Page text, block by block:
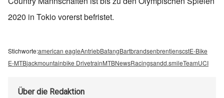
2020 in Tokio vorerst befristet.
Stichworte:american eagleAntriebBafangBartbrandsenbrentjenscstE-Bike
E-MTBjackmountainbike DrivetrainMTBNewsRacingsandd.smileTeamUCI
Überdie Redaktion